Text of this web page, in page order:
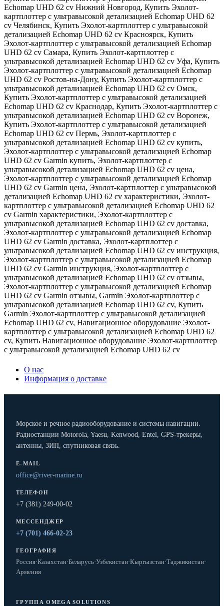
Echomap UHD 62 cv Нижний Новгород, Купить Эхолот-
картплоттер с ультравысокой детализацией Echomap UHD 62
cv Челябинск, Купить Эхолот-картплоттер с ультравысокой
детализацией Echomap UHD 62 cv Красноярск, Купить
Эхолот-картплоттер с ультравысокой детализацией Echomap
UHD 62 cv Самара, Купить Эхолот-картплоттер с
ультравысокой детализацией Echomap UHD 62 cv Уфа, Купить
Эхолот-картплоттер с ультравысокой детализацией Echomap
UHD 62 cv Ростов-на-Дону, Купить Эхолот-картплоттер с
ультравысокой детализацией Echomap UHD 62 cv Омск,
Купить Эхолот-картплоттер с ультравысокой детализацией
Echomap UHD 62 cv Краснодар, Купить Эхолот-картплоттер с
ультравысокой детализацией Echomap UHD 62 cv Воронеж,
Купить Эхолот-картплоттер с ультравысокой детализацией
Echomap UHD 62 cv Пермь, Эхолот-картплоттер с
ультравысокой детализацией Echomap UHD 62 cv купить,
Эхолот-картплоттер с ультравысокой детализацией Echomap
UHD 62 cv Garmin купить, Эхолот-картплоттер с
ультравысокой детализацией Echomap UHD 62 cv цена,
Эхолот-картплоттер с ультравысокой детализацией Echomap
UHD 62 cv Garmin цена, Эхолот-картплоттер с ультравысокой
детализацией Echomap UHD 62 cv характеристики, Эхолот-
картплоттер с ультравысокой детализацией Echomap UHD 62
cv Garmin характеристики, Эхолот-картплоттер с
ультравысокой детализацией Echomap UHD 62 cv доставка,
Эхолот-картплоттер с ультравысокой детализацией Echomap
UHD 62 cv Garmin доставка, Эхолот-картплоттер с
ультравысокой детализацией Echomap UHD 62 cv инструкция,
Эхолот-картплоттер с ультравысокой детализацией Echomap
UHD 62 cv Garmin инструкция, Эхолот-картплоттер с
ультравысокой детализацией Echomap UHD 62 cv отзывы,
Эхолот-картплоттер с ультравысокой детализацией Echomap
UHD 62 cv Garmin отзывы, Garmin Эхолот-картплоттер с
ультравысокой детализацией Echomap UHD 62 cv, Купить
Garmin Эхолот-картплоттер с ультравысокой детализацией
Echomap UHD 62 cv, Навигационное оборудование Эхолот-
картплоттер с ультравысокой детализацией Echomap UHD 62
cv, Купить Навигационное оборудование Эхолот-картплоттер
с ультравысокой детализацией Echomap UHD 62 cv
О нас
Информация о доставке
Морское и речное радиооборудование и системы навигации.
Радиостанции Motorola, Yaesu, Kenwood, Entel, GPS-трекеры,
антенны, ЗИП, спутниковая связь.
E-MAIL
office@river-marine.ru
ТЕЛЕФОН
+7 (381) 249-00-02
МЕССЕНДЖЕР
+7 (701) 466-02-23
ГЕОГРАФИЯ
Россия·Казахстан·Беларусь·Узбекистан·Кыргызстан·Таджикистан·
Армения
ГРУППА OMEGA SOLUTIONS